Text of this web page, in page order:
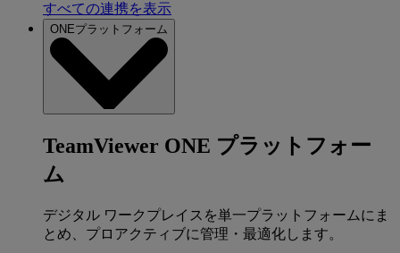
すべての連携を表示
ONEプラットフォーム
TeamViewer ONE プラットフォー
ム
デジタル ワークプレイスを単一プラットフォームにま
とめ、プロアクティブに管理・最適化します。